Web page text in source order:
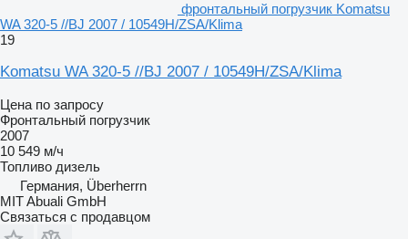
фронтальный погрузчик Komatsu
WA 320-5 //BJ 2007 / 10549H/ZSA/Klima
19
Komatsu WA 320-5 //BJ 2007 / 10549H/ZSA/Klima
Цена по запросу
Фронтальный погрузчик
2007
10 549 м/ч
Топливо дизель
Германия, Überherrn
MIT Abuali GmbH
Связаться с продавцом